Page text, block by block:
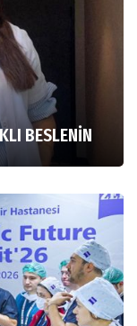
BESLENİN